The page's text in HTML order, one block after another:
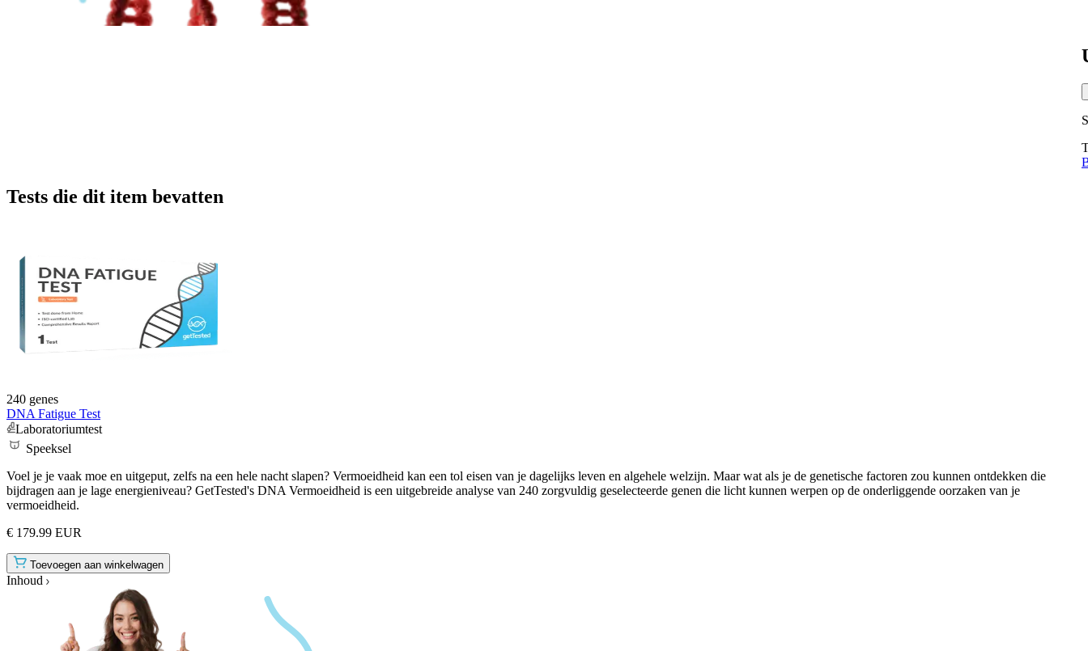
Tests die dit item bevatten
240 genes
DNA Fatigue Test
Laboratoriumtest
Speeksel
Voel je je vaak moe en uitgeput, zelfs na een hele nacht slapen? Vermoeidheid kan een tol eisen van je dagelijks leven en algehele welzijn. Maar wat als je de genetische factoren zou kunnen ontdekken die
bijdragen aan je lage energieniveau? GetTested's DNA Vermoeidheid is een uitgebreide analyse van 240 zorgvuldig geselecteerde genen die licht kunnen werpen op de onderliggende oorzaken van je
vermoeidheid.
€ 179.99 EUR
Toevoegen aan winkelwagen
Inhoud